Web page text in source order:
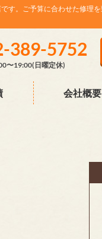
す。ご予算に合わせた修理
389-5752
〜19:00(日曜定休)
会社概要